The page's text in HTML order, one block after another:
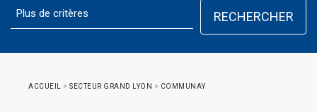
ACCUEIL > SECTEUR GRAND LYON > COMMUNAY